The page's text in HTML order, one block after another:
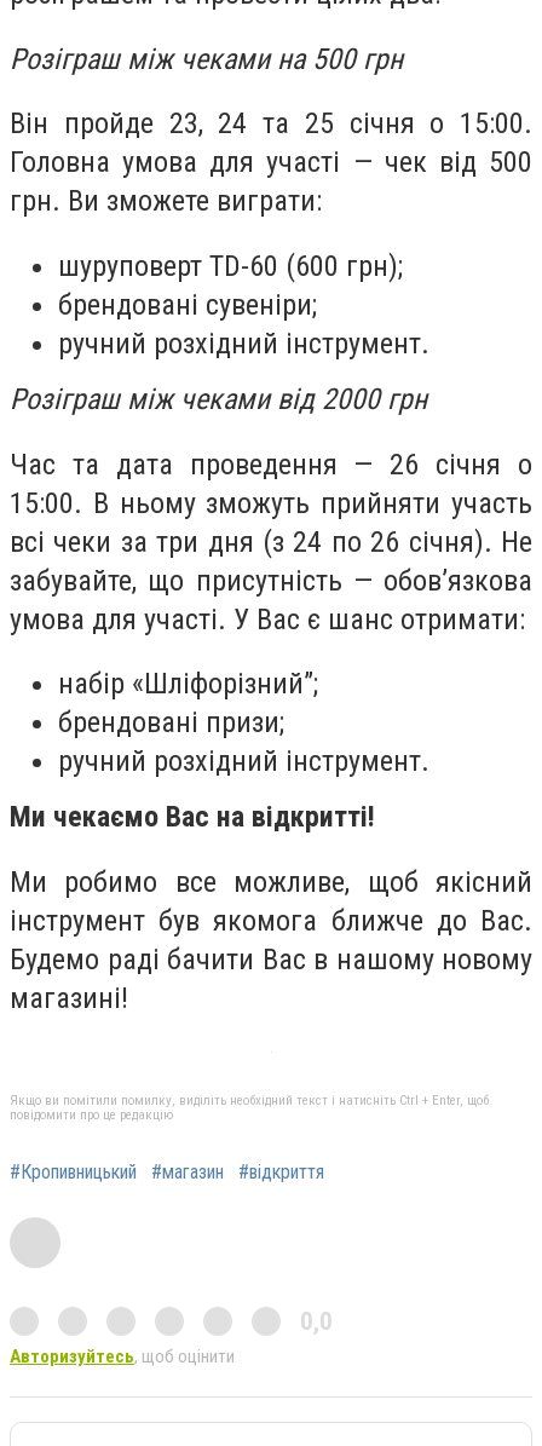
Розіграш між чеками на 500 грн
Він пройде 23, 24 та 25 січня о 15:00.
Головна умова для участі — чек від 500
грн. Ви зможете виграти:
шуруповерт TD-60 (600 грн);
брендовані сувеніри;
ручний розхідний інструмент.
Розіграш між чеками від 2000 грн
Час та дата проведення — 26 січня о
15:00. В ньому зможуть прийняти участь
всі чеки за три дня (з 24 по 26 січня). Не
забувайте, що присутність — обов’язкова
умова для участі. У Вас є шанс отримати:
набір «Шліфорізний”;
брендовані призи;
ручний розхідний інструмент.
Ми чекаємо Вас на відкритті!
Ми робимо все можливе, щоб якісний
інструмент був якомога ближче до Вас.
Будемо раді бачити Вас в нашому новому
магазині!
Якщо ви помітили помилку, виділіть необхідний текст і натисніть Ctrl + Enter, щоб
повідомити про це редакцію
#Кропивницький #магазин #відкриття
0,0
Авторизуйтесь, щоб оцінити